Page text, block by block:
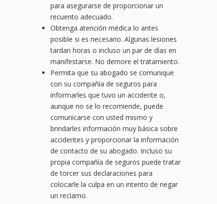
para asegurarse de proporcionar un
recuento adecuado.
Obtenga atención médica lo antes
posible si es necesario. Algunas lesiones
tardan horas o incluso un par de días en
manifestarse. No demore el tratamiento.
Permita que su abogado se comunique
con su compañía de seguros para
informarles que tuvo un accidente o,
aunque no se lo recomiende, puede
comunicarse con usted mismo y
brindarles información muy básica sobre
accidentes y proporcionar la información
de contacto de su abogado. Incluso su
propia compañía de seguros puede tratar
de torcer sus declaraciones para
colocarle la culpa en un intento de negar
un reclamo.